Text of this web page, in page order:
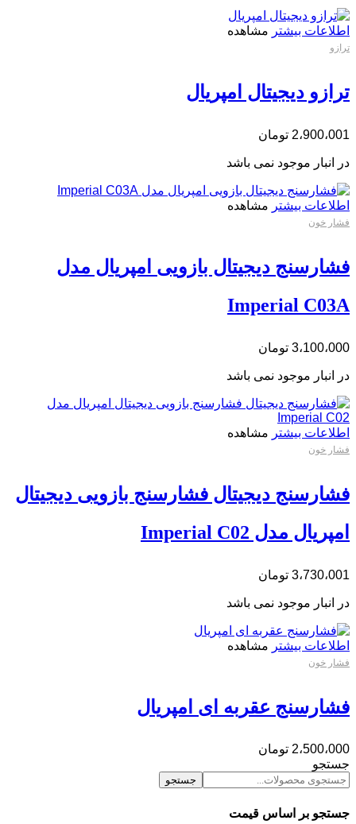
اطلاعات بیشتر مشاهده
ترازو
ترازو دیجیتال امپریال
2،900،001 تومان
در انبار موجود نمی باشد
اطلاعات بیشتر مشاهده
فشار خون
فشارسنج دیجیتال بازویی امپریال مدل
Imperial C03A
3،100،000 تومان
در انبار موجود نمی باشد
اطلاعات بیشتر مشاهده
فشار خون
فشارسنج دیجیتال فشارسنج بازویی دیجیتال
امپریال مدل Imperial C02
3،730،001 تومان
در انبار موجود نمی باشد
اطلاعات بیشتر مشاهده
فشار خون
فشارسنج عقربه ای امپریال
2،500،000 تومان
جستجو
جستجو
جستجو بر اساس قیمت